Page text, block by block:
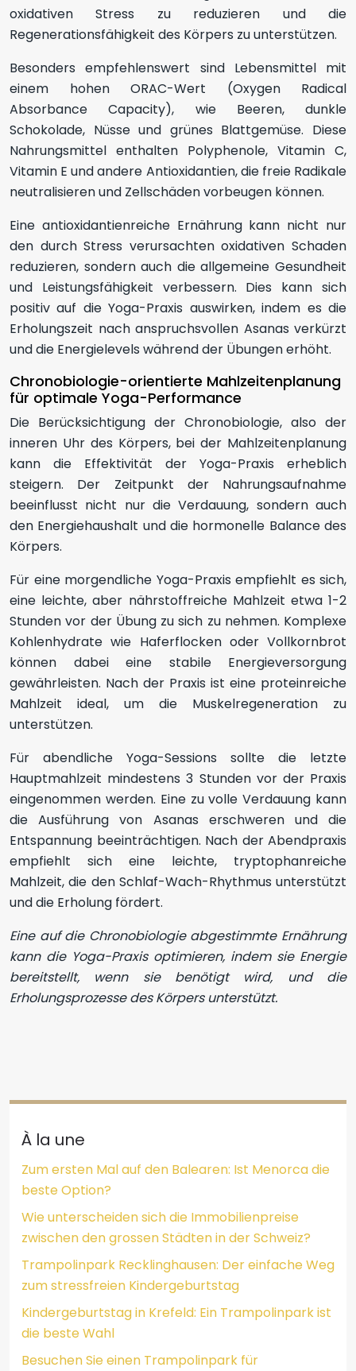
oxidativen Stress zu reduzieren und die
Regenerationsfähigkeit des Körpers zu unterstützen.
Besonders empfehlenswert sind Lebensmittel mit
einem hohen ORAC-Wert (Oxygen Radical
Absorbance Capacity), wie Beeren, dunkle
Schokolade, Nüsse und grünes Blattgemüse. Diese
Nahrungsmittel enthalten Polyphenole, Vitamin C,
Vitamin E und andere Antioxidantien, die freie Radikale
neutralisieren und Zellschäden vorbeugen können.
Eine antioxidantienreiche Ernährung kann nicht nur
den durch Stress verursachten oxidativen Schaden
reduzieren, sondern auch die allgemeine Gesundheit
und Leistungsfähigkeit verbessern. Dies kann sich
positiv auf die Yoga-Praxis auswirken, indem es die
Erholungszeit nach anspruchsvollen Asanas verkürzt
und die Energielevels während der Übungen erhöht.
Chronobiologie-orientierte Mahlzeitenplanung
für optimale Yoga-Performance
Die Berücksichtigung der Chronobiologie, also der
inneren Uhr des Körpers, bei der Mahlzeitenplanung
kann die Effektivität der Yoga-Praxis erheblich
steigern. Der Zeitpunkt der Nahrungsaufnahme
beeinflusst nicht nur die Verdauung, sondern auch
den Energiehaushalt und die hormonelle Balance des
Körpers.
Für eine morgendliche Yoga-Praxis empfiehlt es sich,
eine leichte, aber nährstoffreiche Mahlzeit etwa 1-2
Stunden vor der Übung zu sich zu nehmen. Komplexe
Kohlenhydrate wie Haferflocken oder Vollkornbrot
können dabei eine stabile Energieversorgung
gewährleisten. Nach der Praxis ist eine proteinreiche
Mahlzeit ideal, um die Muskelregeneration zu
unterstützen.
Für abendliche Yoga-Sessions sollte die letzte
Hauptmahlzeit mindestens 3 Stunden vor der Praxis
eingenommen werden. Eine zu volle Verdauung kann
die Ausführung von Asanas erschweren und die
Entspannung beeinträchtigen. Nach der Abendpraxis
empfiehlt sich eine leichte, tryptophanreiche
Mahlzeit, die den Schlaf-Wach-Rhythmus unterstützt
und die Erholung fördert.
Eine auf die Chronobiologie abgestimmte Ernährung
kann die Yoga-Praxis optimieren, indem sie Energie
bereitstellt, wenn sie benötigt wird, und die
Erholungsprozesse des Körpers unterstützt.
À la une
Zum ersten Mal auf den Balearen: Ist Menorca die
beste Option?
Wie unterscheiden sich die Immobilienpreise
zwischen den grossen Städten in der Schweiz?
Trampolinpark Recklinghausen: Der einfache Weg
zum stressfreien Kindergeburtstag
Kindergeburtstag in Krefeld: Ein Trampolinpark ist
die beste Wahl
Besuchen Sie einen Trampolinpark für